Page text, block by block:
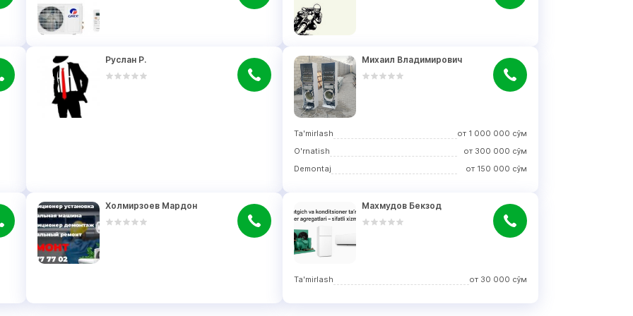
Руслан Р. Михаил Владимирович
Ta'mirlash от 1 000 000 сўм
O'rnatish
от 300 000 сўм
Demontaj
от 150 000 сўм
Холмирзоев Мардон Махмудов Бекзод
Ta'mirlash от 30 000 сўм